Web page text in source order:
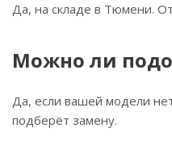
Да, на складе в Тюмени.
Можно ли
Да, если вашей модели
подберёт замену.